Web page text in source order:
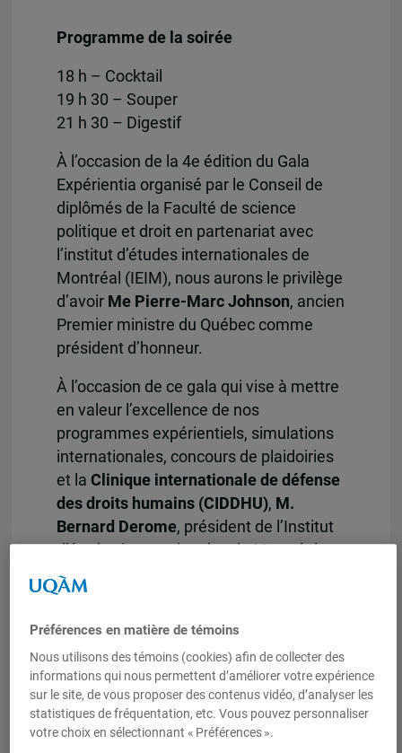
Programme de la soirée
18 h – Cocktail
19 h 30 – Souper
21 h 30 – Digestif
À l’occasion de la 4e édition du Gala
Expérientia organisé par le Conseil de
diplômés de la Faculté de science
politique et droit en partenariat avec
l’institut d’études internationales de
Montréal (IEIM), nous aurons le privilège
d’avoir Me Pierre-Marc Johnson, ancien
Premier ministre du Québec comme
président d’honneur.
À l’occasion de ce gala qui vise à mettre
en valeur l’excellence de nos
programmes expérientiels, simulations
internationales, concours de plaidoiries
et la Clinique internationale de défense
des droits humains (CIDDHU), M.
Bernard Derome, président de l’Institut
d’études internationales de Montréal
(IEIM), partenaire de l’événement,
s’entretiendra avec Me Johnson.
La présidente du Conseil,
Nancy Leggett-Bachandremettra le prix
de la relève à Me Virgine Dufresne-
Lemire . Ce prix vise à féliciter une
diplômée de moins de 10 ans pour sa
Préférences en matière de témoins
Nous utilisons des témoins (cookies) afin de collecter des
informations qui nous permettent d’améliorer votre expérience
sur le site, de vous proposer des contenus vidéo, d’analyser les
statistiques de fréquentation, etc. Vous pouvez personnaliser
votre choix en sélectionnant « Préférences ».